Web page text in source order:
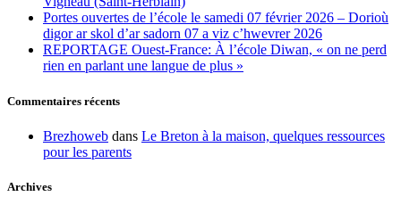
Portes ouvertes de l’école le samedi 07 février 2026 – Dorioù
digor ar skol d’ar sadorn 07 a viz c’hwevrer 2026
REPORTAGE Ouest-France: À l’école Diwan, « on ne perd
rien en parlant une langue de plus »
Commentaires récents
Brezhoweb dans Le Breton à la maison, quelques ressources
pour les parents
Archives